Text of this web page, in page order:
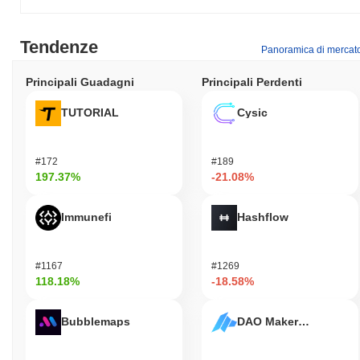
Tendenze Panoramica di
Principali Guadagni
TUTORIAL
#172
197.37%
Immunefi
#1167
118.18%
Bubblemaps
Principali Perdenti
Cysic
#189
-21.08%
Hashflow
#1269
-18.58%
DAO Maker Token